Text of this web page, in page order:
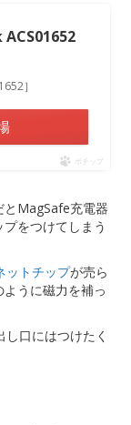
］
ポチップ
とMagSafe充電器
をつけてしまう
ットチップが売ら
うに磁力を補っ
口にはつけたく